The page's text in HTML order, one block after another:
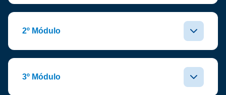
2º Módulo
3º Módulo